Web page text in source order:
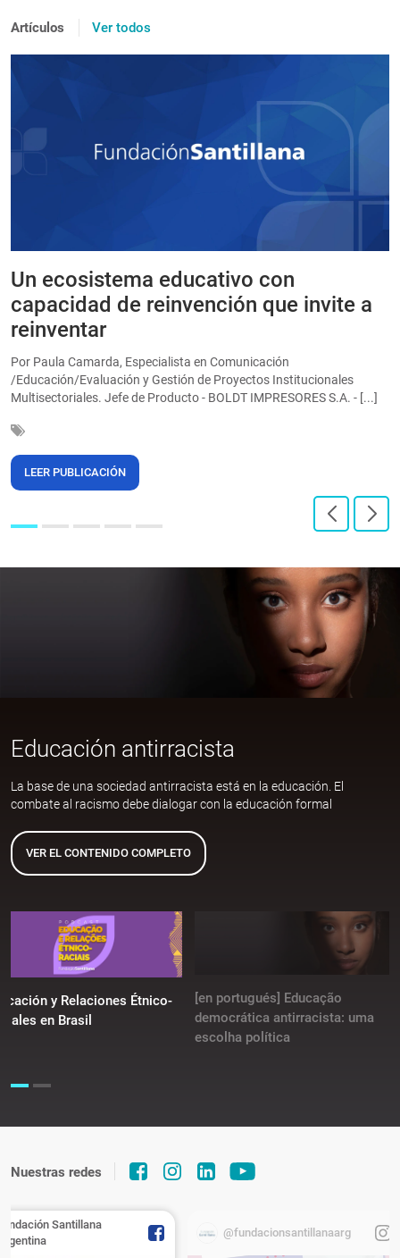
Artículos Ver todos
Un ecosistema educativo con
capacidad de reinvención que invite a
reinventar
Por Paula Camarda, Especialista en Comunicación
/Educación/Evaluación y Gestión de Proyectos Institucionales
Multisectoriales. Jefe de Producto - BOLDT IMPRESORES S.A. - [...]
LEER PUBLICACIÓN
Educación antirracista
La base de una sociedad antirracista está en la educación. El
combate al racismo debe dialogar con la educación formal
VER EL CONTENIDO COMPLETO
y Relaciones Étnico-
en Brasil
[en portugués] Educação
democrática antirracista: uma
escolha política
Nuestras redes
Santillana
@fundacionsantillanaarg